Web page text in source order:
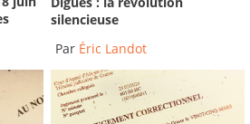
silencieuse
Par Éric Landot